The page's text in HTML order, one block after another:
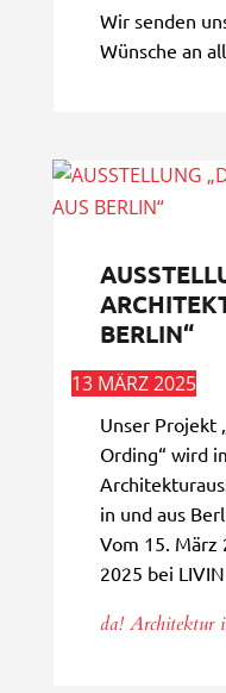
Wir senden
Wünsche an
BERLIN“
13 MÄRZ 2025
Unser Projekt
Ording“ wird
in und aus
Vom 15. März
2025 bei
da! Architektur